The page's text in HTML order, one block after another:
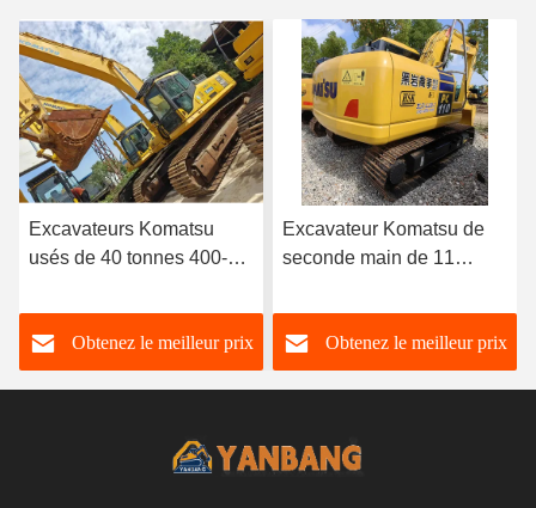
Excavateur Komatsu de
seconde main de 11
Excavateurs utilisés pour
les opérations de levage
Obtenez le meilleur prix
Japon 5 tonnes
Excavatrices utilisées
Tracé Excavatrice utilisée
Komatsu Pc55
Obtenez le meilleur prix